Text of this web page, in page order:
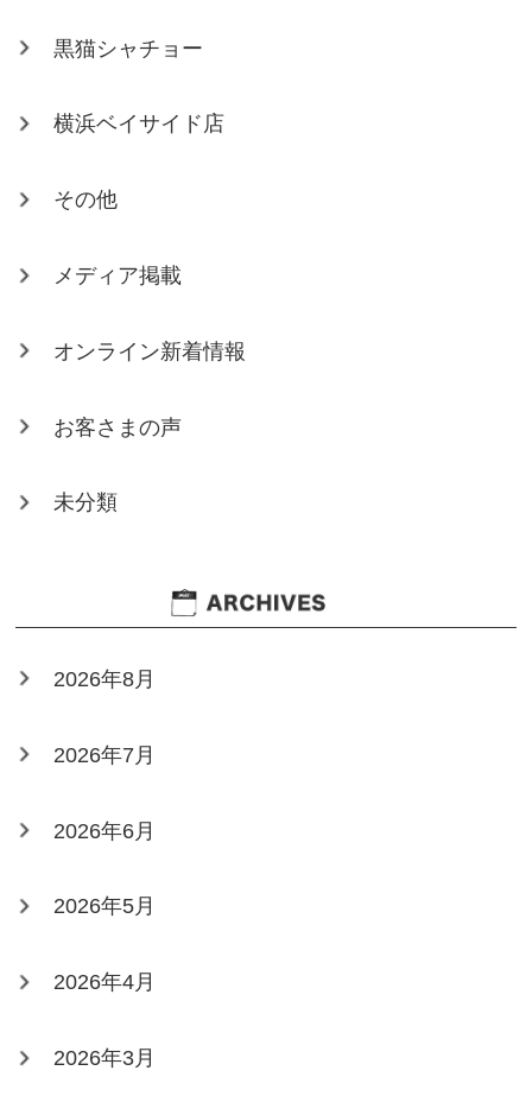
黒猫シャチョー
横浜ベイサイド店
その他
メディア掲載
オンライン新着情報
お客さまの声
未分類
2026年8月
2026年7月
2026年6月
2026年5月
2026年4月
2026年3月